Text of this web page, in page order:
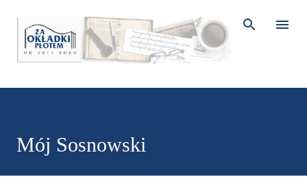
Przejdź do głównej zawartości
Mój Sosnowski